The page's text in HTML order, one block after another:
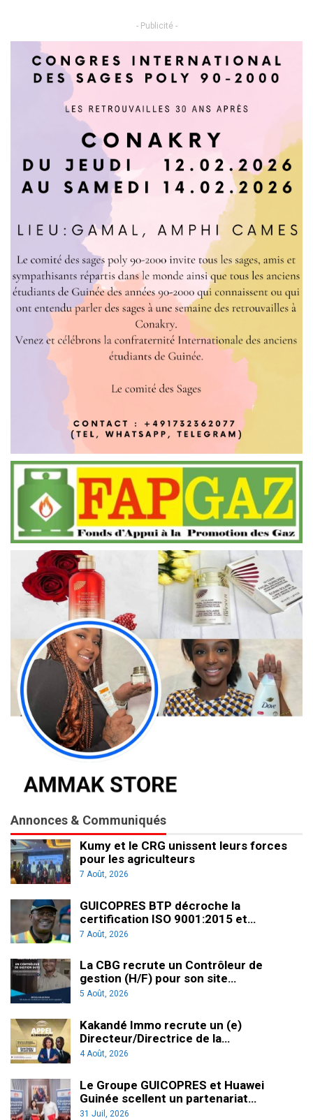
- Publicité -
Annonces & Communiqués
Kumy et le CRG unissent leurs forces
pour les agriculteurs
7 Août, 2026
GUICOPRES BTP décroche la
certification ISO 9001:2015 et…
7 Août, 2026
La CBG recrute un Contrôleur de
gestion (H/F) pour son site…
5 Août, 2026
Kakandé Immo recrute un (e)
Directeur/Directrice de la…
4 Août, 2026
Le Groupe GUICOPRES et Huawei
Guinée scellent un partenariat…
31 Juil, 2026